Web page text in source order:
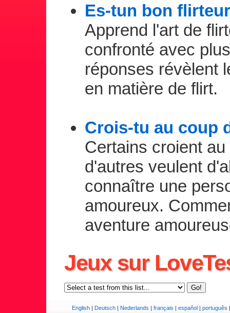
Es-tun bon
Apprend l'art de
confronté avec
réponses révèlent
en matière de flirt.
Crois-tu au coup
Certains croient
d'autres veulent
connaître une
amoureux.
aventure
Jeux sur
English | Deutsch | Nederlands | français | español | português